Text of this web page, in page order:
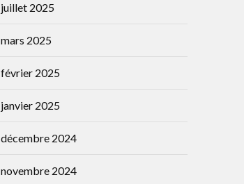
juillet 2025
mars 2025
février 2025
janvier 2025
décembre 2024
novembre 2024